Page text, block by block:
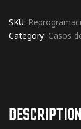
SKU:
Category: Casos
DESCRIPTION